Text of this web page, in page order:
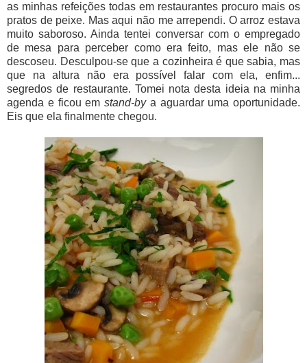
as minhas refeições todas em restaurantes procuro mais os
pratos de peixe. Mas aqui não me arrependi. O arroz estava
muito saboroso. Ainda tentei conversar com o empregado
de mesa para perceber como era feito, mas ele não se
descoseu. Desculpou-se que a cozinheira é que sabia, mas
que na altura não era possível falar com ela, enfim...
segredos de restaurante. Tomei nota desta ideia na minha
agenda e ficou em stand-bya aguardar uma oportunidade.
Eis que ela finalmente chegou.